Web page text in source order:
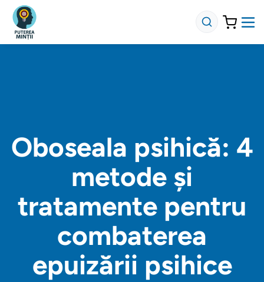
Oboseala psihică: 4
metode și
tratamente pentru
combaterea
epuizării psihice